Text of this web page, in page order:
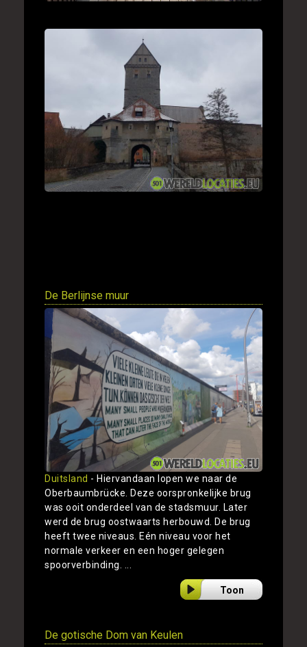
De Berlijnse muur
Duitsland - Hiervandaan lopen we naar de
Oberbaumbrücke. Deze oorspronkelijke brug
was ooit onderdeel van de stadsmuur. Later
werd de brug oostwaarts herbouwd. De brug
heeft twee niveaus. Eén niveau voor het
normale verkeer en een hoger gelegen
spoorverbinding. ...
Toon
De gotische Dom van Keulen